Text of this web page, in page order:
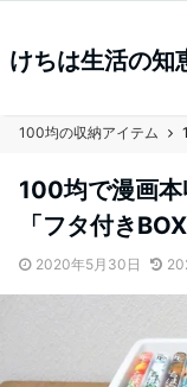
けちは生活の知
100均の収納アイテム
100均で漫画
「フタ付き
2020年5月30日